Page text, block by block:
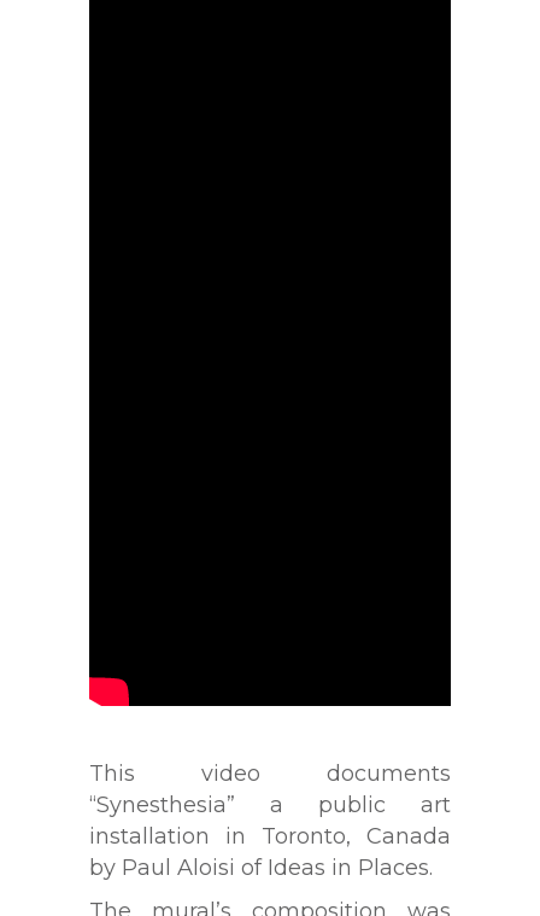
This video documents
“Synesthesia” a public art
installation in Toronto, Canada
by Paul Aloisi of Ideas in Places.
The mural’s composition was